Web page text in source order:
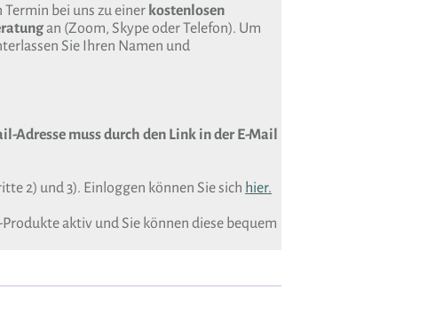
bei uns zu einerkostenlosen
an (Zoom, Skype oder Telefon). Um
Sie Ihren Namen und
Adresse muss durch den Link in der E-Mail
2) und 3). Einloggen können Sie sich hier.
aktiv und Sie können diese bequem